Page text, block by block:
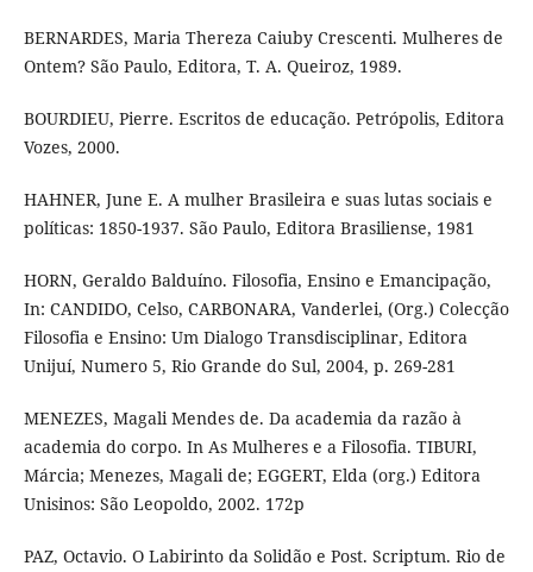
BERNARDES, Maria Thereza Caiuby Crescenti. Mulheres de
Ontem? São Paulo, Editora, T. A. Queiroz, 1989.
BOURDIEU, Pierre. Escritos de educação. Petrópolis, Editora
Vozes, 2000.
HAHNER, June E. A mulher Brasileira e suas lutas sociais e
políticas: 1850-1937. São Paulo, Editora Brasiliense, 1981
HORN, Geraldo Balduíno. Filosofia, Ensino e Emancipação,
In: CANDIDO, Celso, CARBONARA, Vanderlei, (Org.) Colecção
Filosofia e Ensino: Um Dialogo Transdisciplinar, Editora
Unijuí, Numero 5, Rio Grande do Sul, 2004, p. 269-281
MENEZES, Magali Mendes de. Da academia da razão à
academia do corpo. In As Mulheres e a Filosofia. TIBURI,
Márcia; Menezes, Magali de; EGGERT, Elda (org.) Editora
Unisinos: São Leopoldo, 2002. 172p
PAZ, Octavio. O Labirinto da Solidão e Post. Scriptum. Rio de